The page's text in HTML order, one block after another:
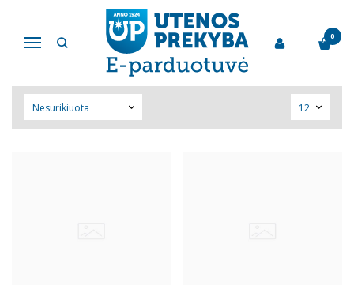
Navigacija
0
"VILNIAUS PERGALĖ" AB
Pirkite pagal gamintoją "Vilniaus pergalė" AB